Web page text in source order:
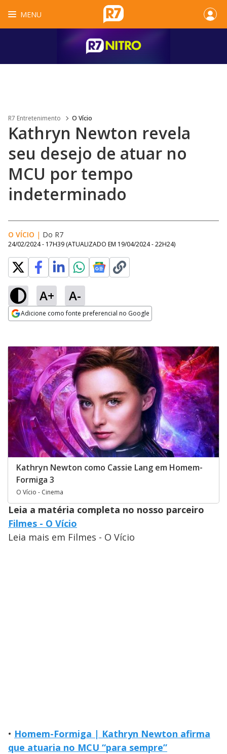
MENU
R7 Entretenimento O Vício
Kathryn Newton revela
seu desejo de atuar no
MCU por tempo
indeterminado
O VÍCIO | Do R7
24/02/2024 - 17H39 (ATUALIZADO EM 19/04/2024 - 22H24)
A+ A-
Adicione como fonte preferencial no Google
Kathryn Newton como Cassie Lang em Homem-
Formiga 3
O Vício - Cinema
Leia a matéria completa no nosso parceiro
Filmes - O Vício
Leia mais em Filmes - O Vício
• Homem-Formiga | Kathryn Newton afirma
que atuaria no MCU “para sempre”